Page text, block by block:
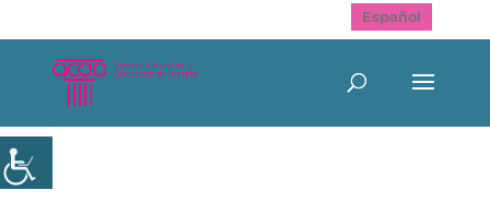
Español